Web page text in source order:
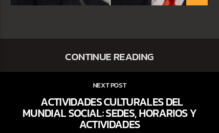
CONTINUE READING
NEXT POST
ACTIVIDADES CULTURALES DEL
MUNDIAL SOCIAL: SEDES, HORARIOS Y
ACTIVIDADES